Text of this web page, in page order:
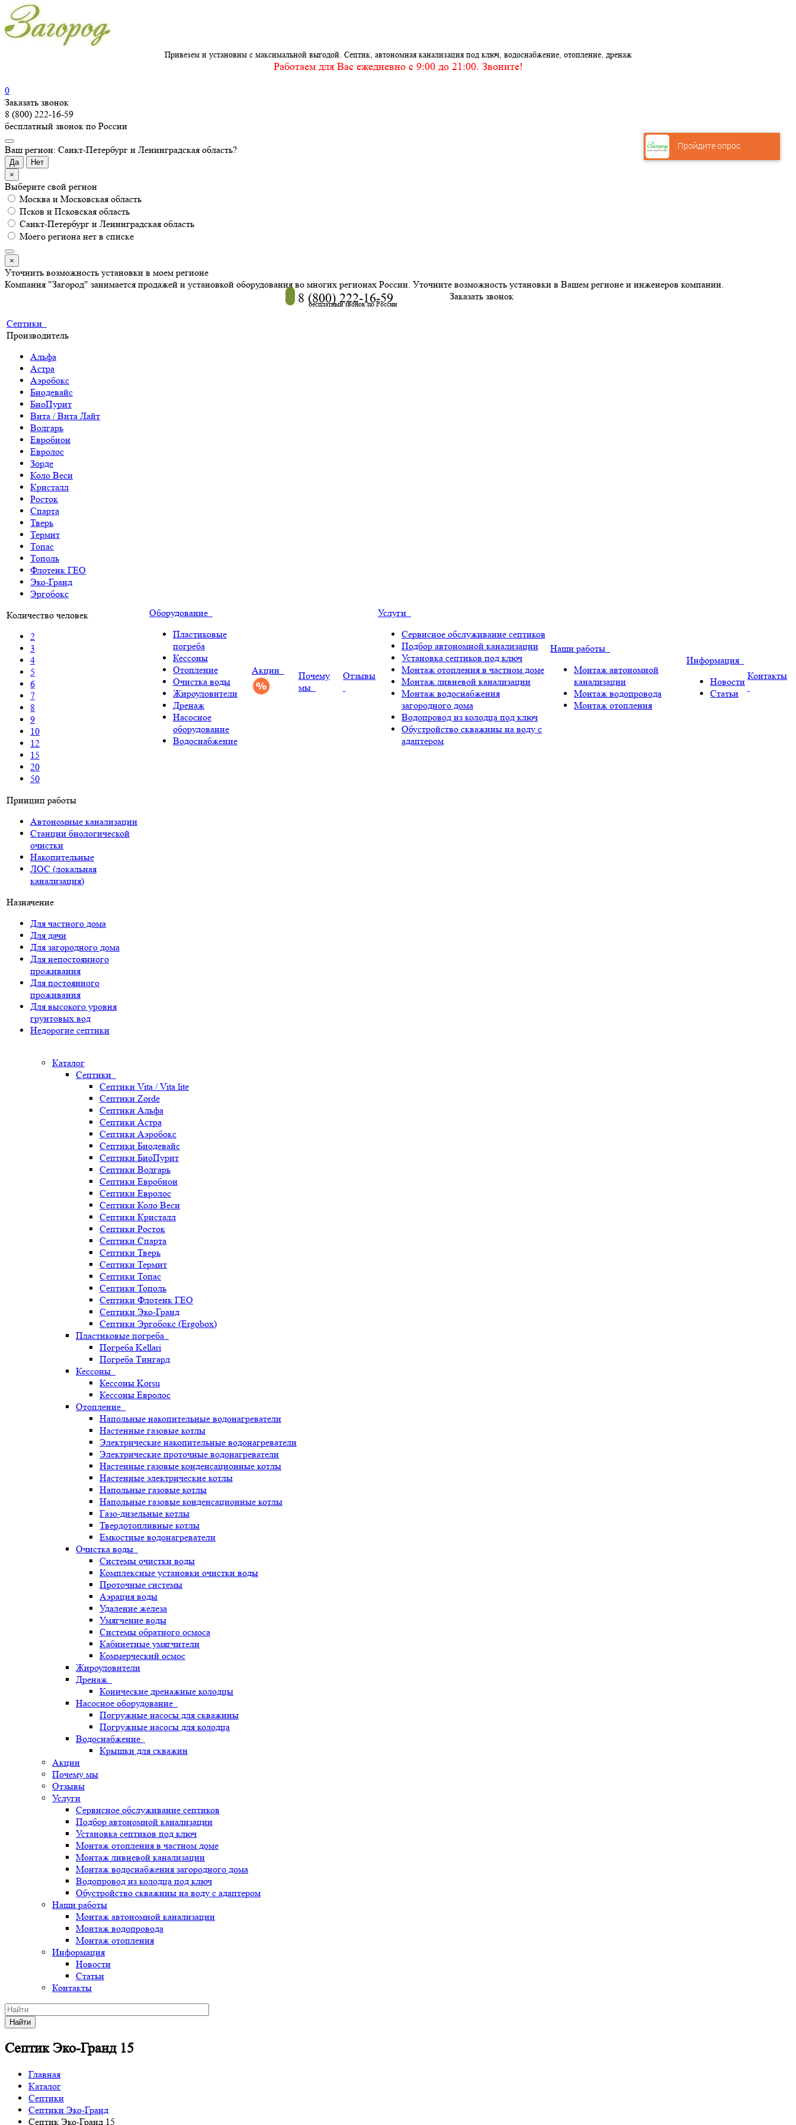
Привезем и установим с максимальной выгодой. Септик, автономная канализация под ключ, водоснабжение, отопление, дренаж
Работаем для Вас ежедневно c 9:00 до 21:00. Звоните!
0
Заказать звонок
8 (800) 222-16-59
бесплатный звонок по России
Ваш регион: Санкт-Петербург и Ленинградская область?
Да
Нет
×
Выберите свой регион
Москва и Московская область
Псков и Псковская область
Санкт-Петербург и Ленинградская область
Моего региона нет в списке
×
Уточнить возможность установки в моем регионе
Компания "Загород" занимается продажей и установкой оборудования во многих регионах России. Уточните возможность установки в Вашем регионе и инженеров компании.
8 (800) 222-16-59
бесплатный звонок по России
Заказать звонок
Септики
Производитель
Альфа
Астра
Аэробокс
Биодевайс
БиоПурит
Вита / Вита Лайт
Волгарь
Евробион
Евролос
Зорде
Коло Веси
Кристалл
Росток
Спарта
Тверь
Термит
Топас
Тополь
Флотенк ГЕО
Эко-Гранд
Эргобокс
Количество человек
2
3
4
5
6
7
8
9
10
12
15
20
50
Принцип работы
Автономные канализации
Станции биологической
очистки
Накопительные
ЛОС (локальная
канализация)
Назначение
Для частного дома
Для дачи
Для загородного дома
Для непостоянного
проживания
Для постоянного
проживания
Для высокого уровня
грунтовых вод
Недорогие септики
Оборудование
Пластиковые
погреба
Кессоны
Отопление
Очистка воды
Жироуловители
Дренаж
Насосное
оборудование
Водоснабжение
Акции
Почему
мы
Отзывы
Услуги
Сервисное обслуживание септиков
Подбор автономной канализации
Установка септиков под ключ
Монтаж отопления в частном доме
Монтаж ливневой канализации
Монтаж водоснабжения
загородного дома
Водопровод из колодца под ключ
Обустройство скважины на воду с
адаптером
Наши работы
Монтаж автономной
канализации
Монтаж водопровода
Монтаж отопления
Информация
Новости
Статьи
Контакты
Каталог
Септики
Септики Vita / Vita lite
Септики Zorde
Септики Альфа
Септики Астра
Септики Аэробокс
Септики Биодевайс
Септики БиоПурит
Септики Волгарь
Септики Евробион
Септики Евролос
Септики Коло Веси
Септики Кристалл
Септики Росток
Септики Спарта
Септики Тверь
Септики Термит
Септики Топас
Септики Тополь
Септики Флотенк ГЕО
Септики Эко-Гранд
Септики Эргобокс (Ergobox)
Пластиковые погреба
Погреба Kellari
Погреба Тингард
Кессоны
Кессоны Korsu
Кессоны Евролос
Отопление
Напольные накопительные водонагреватели
Настенные газовые котлы
Электрические накопительные водонагреватели
Электрические проточные водонагреватели
Настенные газовые конденсационные котлы
Настенные электрические котлы
Напольные газовые котлы
Напольные газовые конденсационные котлы
Газо-дизельные котлы
Твердотопливные котлы
Емкостные водонагреватели
Очистка воды
Системы очистки воды
Комплексные установки очистки воды
Проточные системы
Аэрация воды
Удаление железа
Умягчение воды
Системы обратного осмоса
Кабинетные умягчители
Коммерческий осмос
Жироуловители
Дренаж
Конические дренажные колодцы
Насосное оборудование
Погружные насосы для скважины
Погружные насосы для колодца
Водоснабжение
Крышки для скважин
Акции
Почему мы
Отзывы
Услуги
Сервисное обслуживание септиков
Подбор автономной канализации
Установка септиков под ключ
Монтаж отопления в частном доме
Монтаж ливневой канализации
Монтаж водоснабжения загородного дома
Водопровод из колодца под ключ
Обустройство скважины на воду с адаптером
Наши работы
Монтаж автономной канализации
Монтаж водопровода
Монтаж отопления
Информация
Новости
Статьи
Контакты
Найти
Септик Эко-Гранд 15
Главная
Каталог
Септики
Септики Эко-Гранд
Септик Эко-Гранд 15
Пройдите опрос